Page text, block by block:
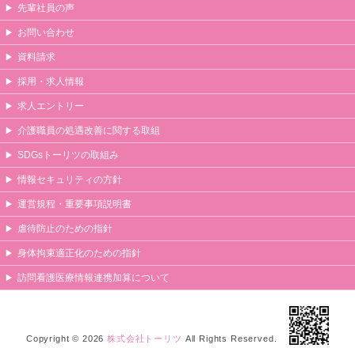
先輩社員の声
お問い合わせ
資料請求
採用・求人情報
求人エントリー
介護職員の処遇改善に関する取組
SDGsトーリツの取組み
情報セキュリティの方針
運営規程・重要事項説明書
虐待防止のための指針
身体拘束適正化のための指針
訪問看護医療情報連携加算について
Copyright © 2026株式会社トーリツ All Rights Reserved.